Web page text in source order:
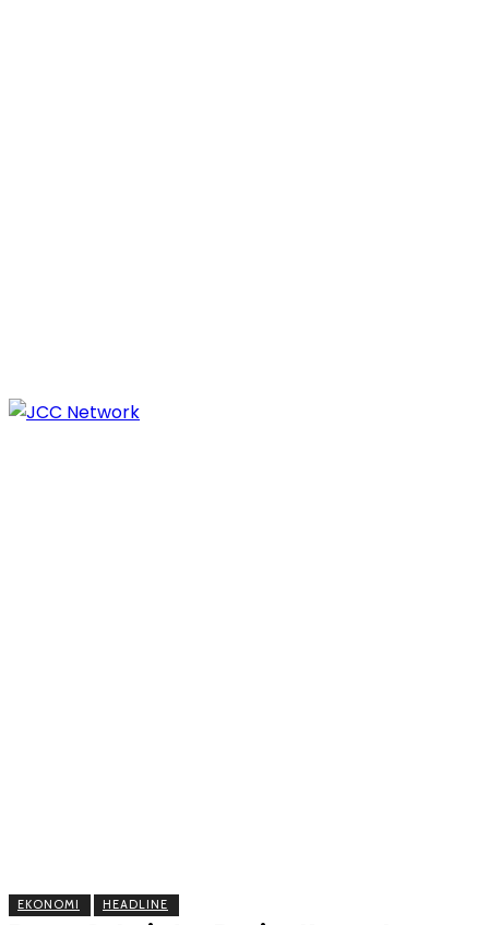
EKONOMI HEADLINE